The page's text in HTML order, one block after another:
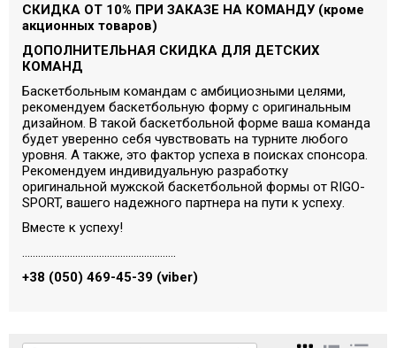
СКИДКА ОТ 10% ПРИ ЗАКАЗЕ НА КОМАНДУ (кроме
акционных товаров)
ДОПОЛНИТЕЛЬНАЯ СКИДКА ДЛЯ ДЕТСКИХ
КОМАНД
Баскетбольным командам с амбициозными целями,
рекомендуем баскетбольную форму с оригинальным
дизайном. В такой баскетбольной форме ваша команда
будет уверенно себя чувствовать на турните любого
уровня. А также, это фактор успеха в поисках спонсора.
Рекомендуем индивидуальную разработку
оригинальной мужской баскетбольной формы от RIGO-
SPORT, вашего надежного партнера на пути к успеху.
Вместе к успеху!
..........................................................
+38 (050) 469-45-39 (viber)